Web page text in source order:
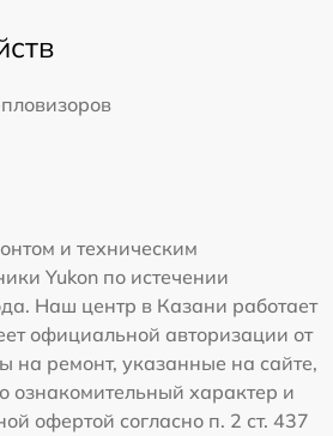
и техническим
Yukon по истечении
Наш центр в Казани работает
официальной авторизации от
на ремонт, указанные на сайте,
ознакомительный характер и
офертой согласно п. 2 ст. 437